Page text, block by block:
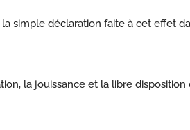
simple déclaration faite à cet effet
la jouissance et la libre disposition